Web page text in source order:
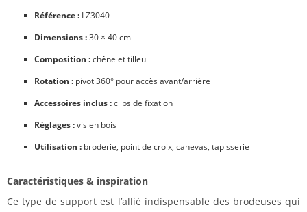
Référence : LZ3040
Dimensions :30 × 40 cm
Composition :chêne et tilleul
Rotation : pivot 360° pour accès avant/arrière
Accessoires inclus :clips de fixation
Réglages :vis en bois
Utilisation : broderie, point de croix, canevas, tapisserie
Caractéristiques & inspiration
Ce type de support est l’allié indispensable des brodeuses qui